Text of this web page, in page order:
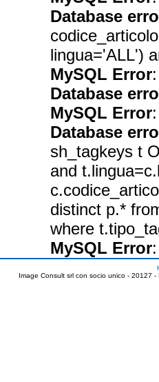
Database
lingua='ALL')
MySQL Error
Database
MySQL Error
Database
sh_tagkeys t
and
distinct p.*
where
MySQL Error
Image Consult srl con socio unico - 20127